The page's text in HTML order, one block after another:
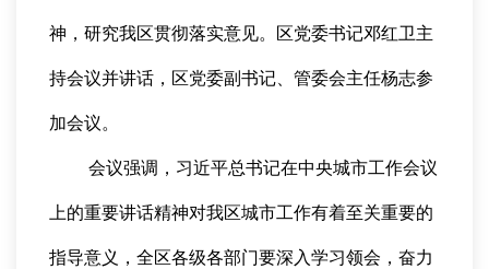
神，研究我区贯彻落实意见。区党委书记邓红卫主
持会议并讲话，区党委副书记、管委会主任杨志参
加会议。
会议强调，习近平总书记在中央城市工作会议
上的重要讲话精神对我区城市工作有着至关重要的
指导意义，全区各级各部门要深入学习领会，奋力